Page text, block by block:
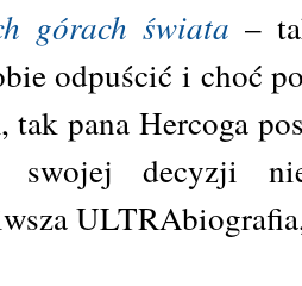
górach świata –
odpuścić i choć
tak pana Hercoga
swojej decyzji